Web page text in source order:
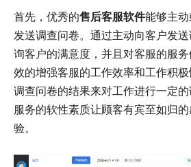
首先，优秀的售后客服软件能够主
发送调查问卷。通过主动向客户发
询客户的满意度，并且对客服的服
效的增强客服的工作效率和工作积
调查问卷的结果来对工作进行一定
服务的软性素质让顾客有宾至如归
验。